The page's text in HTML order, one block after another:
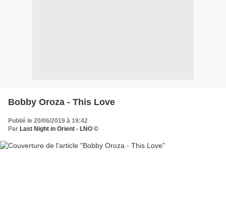
Bobby Oroza - This Love
Publié le 20/06/2019 à 19:42
Par Last Night in Orient - LNO ©